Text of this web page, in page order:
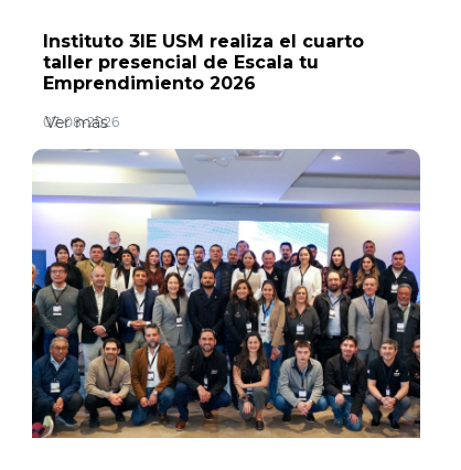
Instituto 3IE USM realiza el cuarto
taller presencial de Escala tu
Emprendimiento 2026
07-08-2026
Ver más